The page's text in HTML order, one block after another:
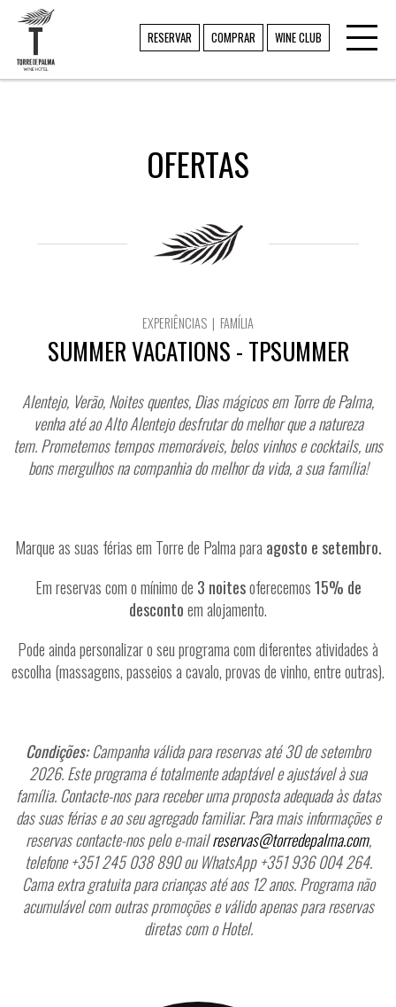
RESERVAR COMPRAR WINE CLUB
OFERTAS
EXPERIÊNCIAS | FAMÍLIA
SUMMER VACATIONS - TPSUMMER
Alentejo, Verão, Noites quentes, Dias mágicos em Torre de Palma,
venha até ao Alto Alentejo desfrutar do melhor que a natureza
tem.Prometemos tempos memoráveis, belos vinhos e cocktails, uns
bons mergulhos na companhia do melhor da vida, a sua família!
Marque as suas férias em Torre de Palma para agosto e setembro.
Em reservas com o mínimo de 3 noitesoferecemos15% de
descontoem alojamento.
Pode ainda personalizar o seu programa com diferentes atividades à
escolha (massagens, passeios a cavalo, provas de vinho, entre outras).
Condições:Campanha válida para reservas até 30 de setembro
2026.Este programa é totalmente adaptável e ajustável à sua
família. Contacte-nos para receber uma proposta adequada às datas
das suas férias e ao seu agregado familiar. Para mais informações e
reservas contacte-nos pelo e-mailreservas@torredepalma.com,
telefone +351 245 038 890 ou WhatsApp +351 936 004 264.
Cama extra gratuita para crianças até aos 12 anos. Programa não
acumulável com outras promoções e válido apenas para reservas
diretas com o Hotel.